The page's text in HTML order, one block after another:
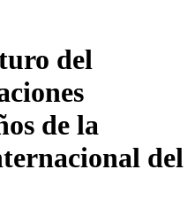
del
de la
del